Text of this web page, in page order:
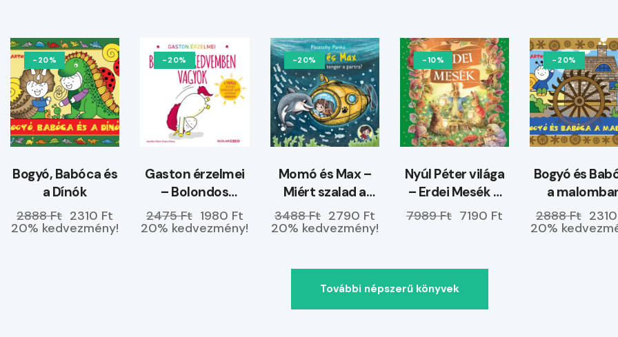
-20%
Bogyó, Babóca és
a Dínók
2888 Ft 2310 Ft
20% kedvezmény!
-20%
Gaston érzelmei
– Bolondos
kedvemben
vagyok
2475 Ft 1980 Ft
20% kedvezmény!
-20%
Momó és Max –
Miért szalad a
tenger a partra?
3488 Ft 2790 Ft
20% kedvezmény!
-10%
Nyúl Péter világa
– Erdei Mesék –
ELŐRENDELHETŐ
7989 Ft 7190 Ft
-20%
Bogyó és
a
2888 Ft
20%
További népszerű könyvek